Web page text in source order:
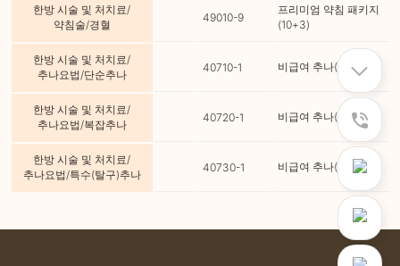
한방 시술 및 처치료/
약침술/경혈
49010-9
프리미엄 약침 패키지
(10+3)
한방 시술 및 처치료/
추나요법/단순추나
40710-1 비급여 추나(단순)
한방 시술 및 처치료/
추나요법/복잡추나
40720-1 비급여 추나(복잡)
한방 시술 및 처치료/
추나요법/특수(탈구)추나
40730-1 비급여 추나(탈구)